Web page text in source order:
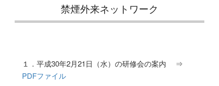
禁煙外来ネットワーク
１．平成30年2月21日（水）の研修会の案内 ⇒
PDFファイル